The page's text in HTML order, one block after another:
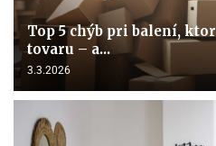
Top 5 chýb pri balení,
tovaru – a...
3.3.2026